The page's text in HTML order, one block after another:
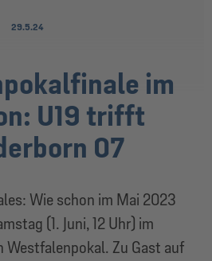
im
U19 trifft
07
Wie schon im Mai 2023
(1. Juni, 12 Uhr) im
Westfalenpokal. Zu Gast auf
29.5.24